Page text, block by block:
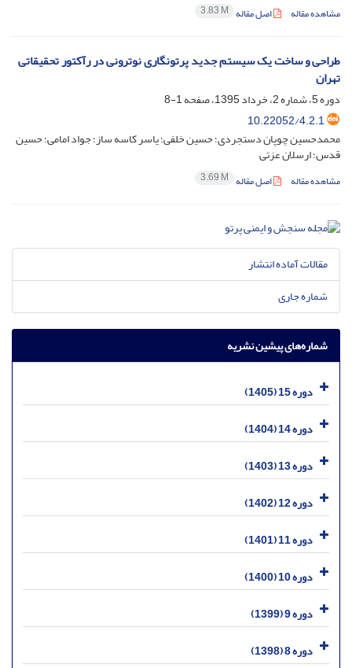
مشاهده مقاله اصل مقاله 3.83 M
طراحی و ساخت یک سیستم جدید پرتونگاری نوترونی در رآکتور تحقیقاتی
تهران
دوره 5، شماره 2، خرداد 1395، صفحه
1-8
10.22052/4.2.1
محمدحسین چوپان دستجردی؛ حسین خلفی؛ یاسر کاسه ساز؛ جواد امامی؛ حسین
قدس؛ ارسلان عزتی
مشاهده مقاله اصل مقاله 3.69 M
مقالات آماده انتشار
شماره جاری
شماره‌های پیشین نشریه
دوره 15 (1405)
دوره 14 (1404)
دوره 13 (1403)
دوره 12 (1402)
دوره 11 (1401)
دوره 10 (1400)
دوره 9 (1399)
دوره 8 (1398)